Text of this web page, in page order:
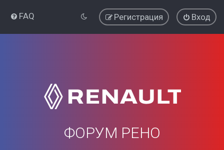
FAQ Вход
Регистрация
ФОРУМ РЕНО